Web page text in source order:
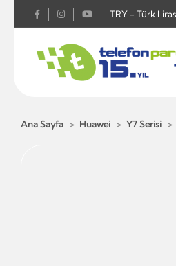
TRY - Türk
Ana Sayfa Huawei Y7 Serisi